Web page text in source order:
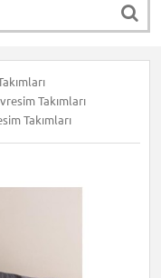
Takımları
Takımları